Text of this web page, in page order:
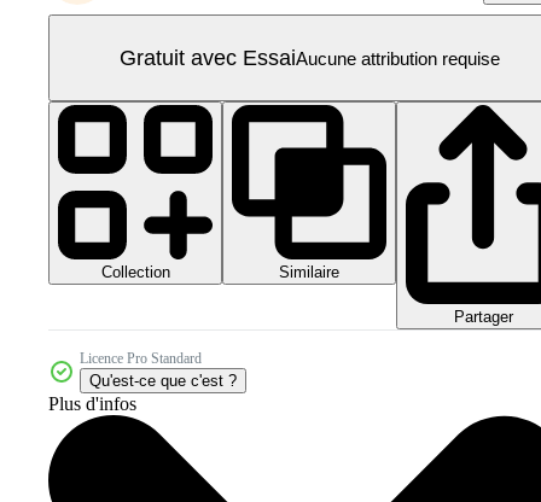
Gratuit avec EssaiAucune attribution requise
Collection Similaire
Partager
Licence Pro Standard
Qu'est-ce que c'est ?
Plus d'infos